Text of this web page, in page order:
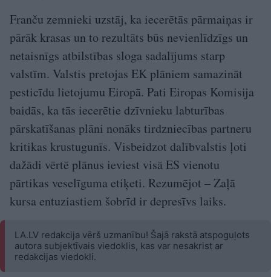
Franču zemnieki uzstāj, ka iecerētās pārmaiņas ir
pārāk krasas un to rezultāts būs nevienlīdzīgs un
netaisnīgs atbilstības sloga sadalījums starp
valstīm. Valstis pretojas EK plāniem samazināt
pesticīdu lietojumu Eiropā. Pati Eiropas Komisija
baidās, ka tās iecerētie dzīvnieku labturības
pārskatīšanas plāni nonāks tirdzniecības partneru
kritikas krustugunīs. Visbeidzot dalībvalstis ļoti
dažādi vērtē plānus ieviest visā ES vienotu
pārtikas veselīguma etiķeti. Rezumējot – Zaļā
kursa entuziastiem šobrīd ir depresīvs laiks.
LA.LV redakcija vērš uzmanību! Šajā rakstā atspoguļots
autora subjektīvais viedoklis, kas var nesakrist ar
redakcijas viedokli.